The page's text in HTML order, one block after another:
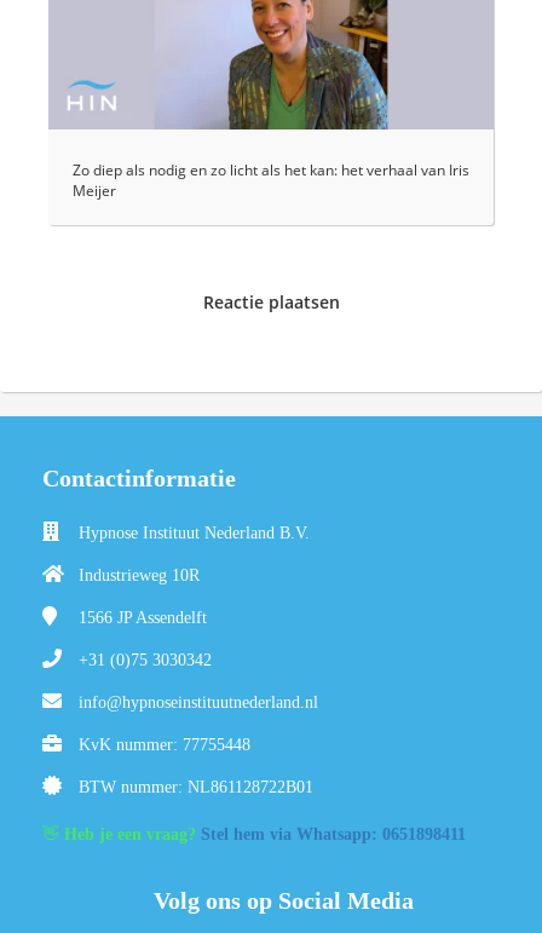
Zo diep als nodig en zo licht als het kan: het verhaal van Iris
Meijer
Reactie plaatsen
Contactinformatie
Hypnose Instituut Nederland B.V.
Industrieweg 10R
1566 JP Assendelft
+31 (0)75 3030342
info@hypnoseinstituutnederland.nl
KvK nummer: 77755448
BTW nummer: NL861128722B01
👋 Heb je een vraag? Stel hem via Whatsapp: 0651898411
Volg ons op Social Media